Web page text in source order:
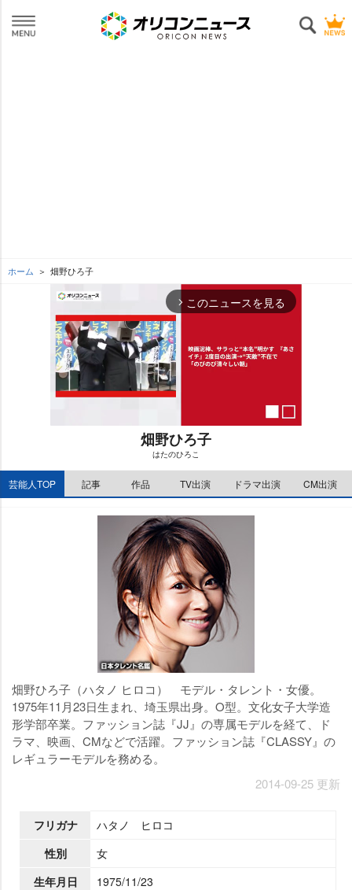
ホーム 畑野ひろ子
arrow_forward_ios このニュースを見る
M
u
t
e
畑野ひろ子
はたのひろこ
芸能人TOP 記事 作品 TV出演 ドラマ出演 CM出演
畑野ひろ子（ハタノ ヒロコ） モデル・タレント・女優。
1975年11月23日生まれ、埼玉県出身。O型。文化女子大学造
形学部卒業。ファッション誌『JJ』の専属モデルを経て、ド
ラマ、映画、CMなどで活躍。ファッション誌『CLASSY』の
レギュラーモデルを務める。
2014-09-25 更新
フリガナ
ハタノ ヒロコ
性別
女
生年月日
1975/11/23